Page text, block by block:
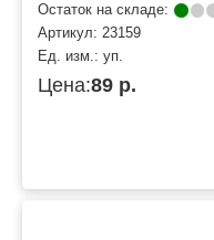
Остаток на складе:
Артикул: 23159
Ед. изм.: уп.
Цена:89 р.